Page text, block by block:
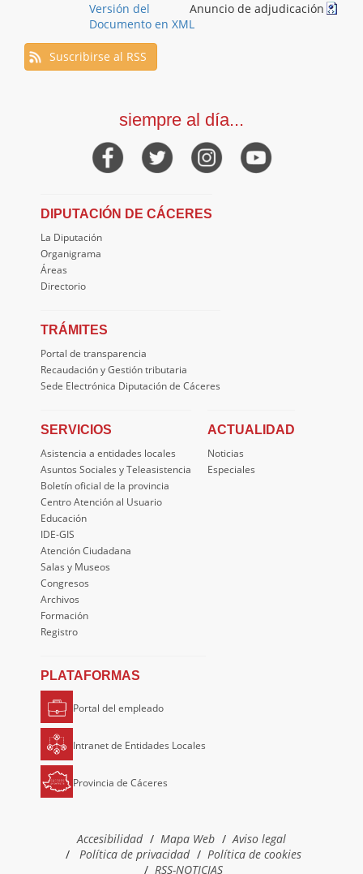
Anuncio de adjudicación
Versión del
Documento en XML
Suscribirse al RSS
siempre al día...
DIPUTACIÓN DE CÁCERES
La Diputación
Organigrama
Áreas
Directorio
TRÁMITES
Portal de transparencia
Recaudación y Gestión tributaria
Sede Electrónica Diputación de Cáceres
SERVICIOS
Asistencia a entidades locales
Asuntos Sociales y Teleasistencia
Boletín oficial de la provincia
Centro Atención al Usuario
Educación
IDE-GIS
Atención Ciudadana
Salas y Museos
Congresos
Archivos
Formación
Registro
ACTUALIDAD
Noticias
Especiales
PLATAFORMAS
Portal del empleado
Intranet de Entidades Locales
Provincia de Cáceres
Accesibilidad Mapa Web
Aviso legal
Política de privacidad
Política de cookies
RSS-NOTICIAS